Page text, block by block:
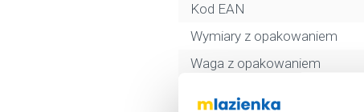
Kod EAN
Wymiary z opakowaniem
Waga z opakowaniem